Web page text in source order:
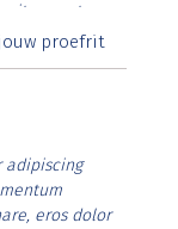
vitae erat.
lorem
proefrit
adipiscing
eros dolor